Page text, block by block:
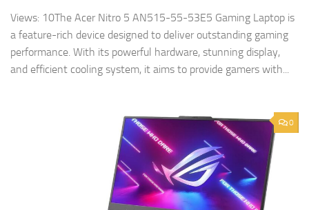
Views: 10The Acer Nitro 5 AN515-55-53E5 Gaming Laptop is
a feature-rich device designed to deliver outstanding gaming
performance. With its powerful hardware, stunning display,
and efficient cooling system, it aims to provide gamers with...
0